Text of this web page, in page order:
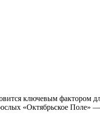
ключевым фактором
«Октябрьское Поле»